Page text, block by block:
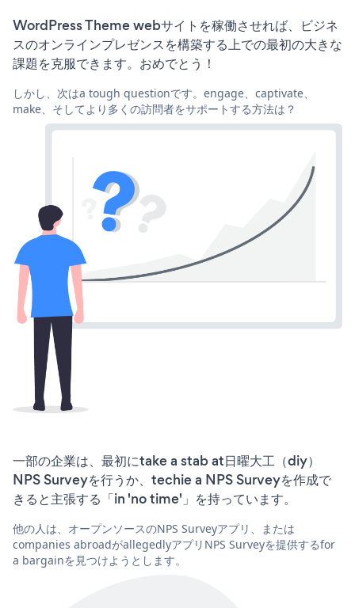
WordPress Theme webサイトを稼働させれば、ビジネ
スのオンラインプレゼンスを構築する上での最初の大きな
課題を克服できます。おめでとう！
しかし、次はa tough questionです。engage、captivate、
make、そしてより多くの訪問者をサポートする方法は？
一部の企業は、最初にtake a stab at日曜大工（diy）
NPS Surveyを行うか、techie a NPS Surveyを作成で
きると主張する「in 'no time'」を持っています。
他の人は、オープンソースのNPS Surveyアプリ、または
companies abroadがallegedlyアプリNPS Surveyを提供するfor
a bargainを見つけようとします。